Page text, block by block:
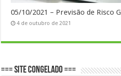
05/10/2021 – Previsão de Risco
4 de outubro de 2021
=== SITE CONGELADO ===